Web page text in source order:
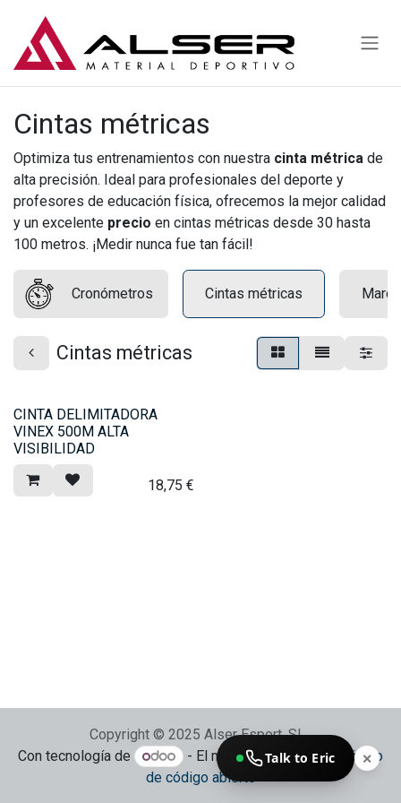
Cintas métricas
Optimiza tus entrenamientos con nuestra cinta métrica de
alta precisión. Ideal para profesionales del deporte y
profesores de educación física, ofrecemos la mejor calidad
y un excelente precio en cintas métricas desde 30 hasta
100 metros. ¡Medir nunca fue tan fácil!
Cronómetros Cintas métricas
Cintas métricas
CINTA DELIMITADORA
VINEX 500M ALTA
VISIBILIDAD
18,75 €
Copyright © 2025 Alser Esport, SL
Con tecnología de
- El mejorComercio electrónico
de código abierto
Talk to Eric ✕